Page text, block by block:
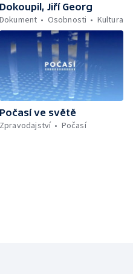
Dokoupil, Jiří Georg
Dokument
Osobnosti Kultura
Počasí ve světě
Zpravodajství
Počasí